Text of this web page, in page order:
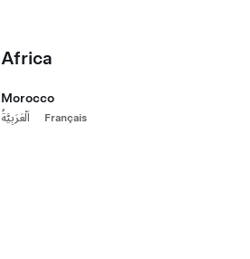
Africa
Morocco
اَلْعَرَبِيَّةُ Français